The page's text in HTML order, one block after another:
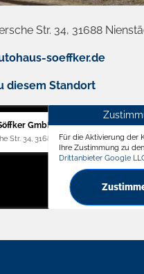
Str. 34, 31688
soeffker.de
diesem Standort
GmbH
Str. 34, 31688 NienstädtFür die Aktivierung der
Ihre Zustimmung zu den
Drittanbieter Google